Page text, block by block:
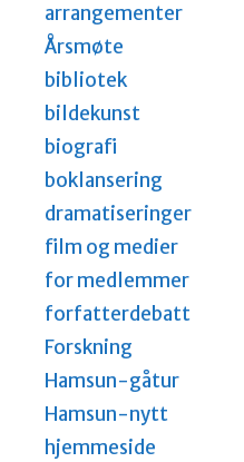
arrangementer
Årsmøte
bibliotek
bildekunst
biografi
boklansering
dramatiseringer
film og medier
for medlemmer
forfatterdebatt
Forskning
Hamsun-gåtur
Hamsun-nytt
hjemmeside